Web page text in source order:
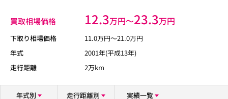
買取相場価格 12.3万円〜23.3万円
下取り相場価格 11.0万円〜21.0万円
年式
2001年(平成13年)
走行距離
2万km
年式別 走行距離別 実績一覧